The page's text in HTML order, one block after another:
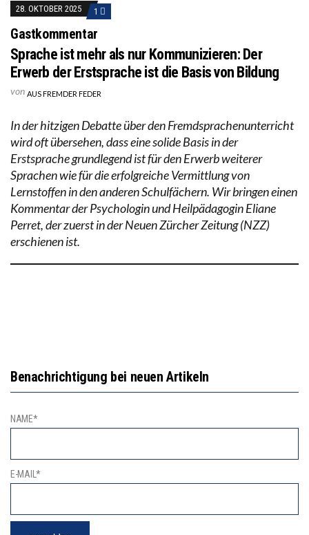
28. OKTOBER 2025 1
Gastkommentar
Sprache ist mehr als nur Kommunizieren: Der
Erwerb der Erstsprache ist die Basis von Bildung
von AUS FREMDER FEDER
In der hitzigen Debatte über den Fremdsprachenunterricht
wird oft übersehen, dass eine solide Basis in der
Erstsprache grundlegend ist für den Erwerb weiterer
Sprachen wie für die erfolgreiche Vermittlung von
Lernstoffen in den anderen Schulfächern. Wir bringen einen
Kommentar der Psychologin und Heilpädagogin Eliane
Perret, der zuerst in der Neuen Zürcher Zeitung (NZZ)
erschienen ist.
Benachrichtigung bei neuen Artikeln
NAME*
E-MAIL*